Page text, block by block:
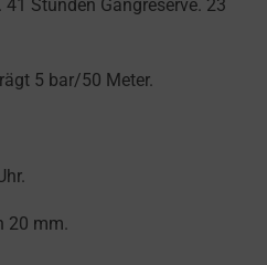
Stunden Gangreserve. 23
5 bar/50 Meter.
20 mm.